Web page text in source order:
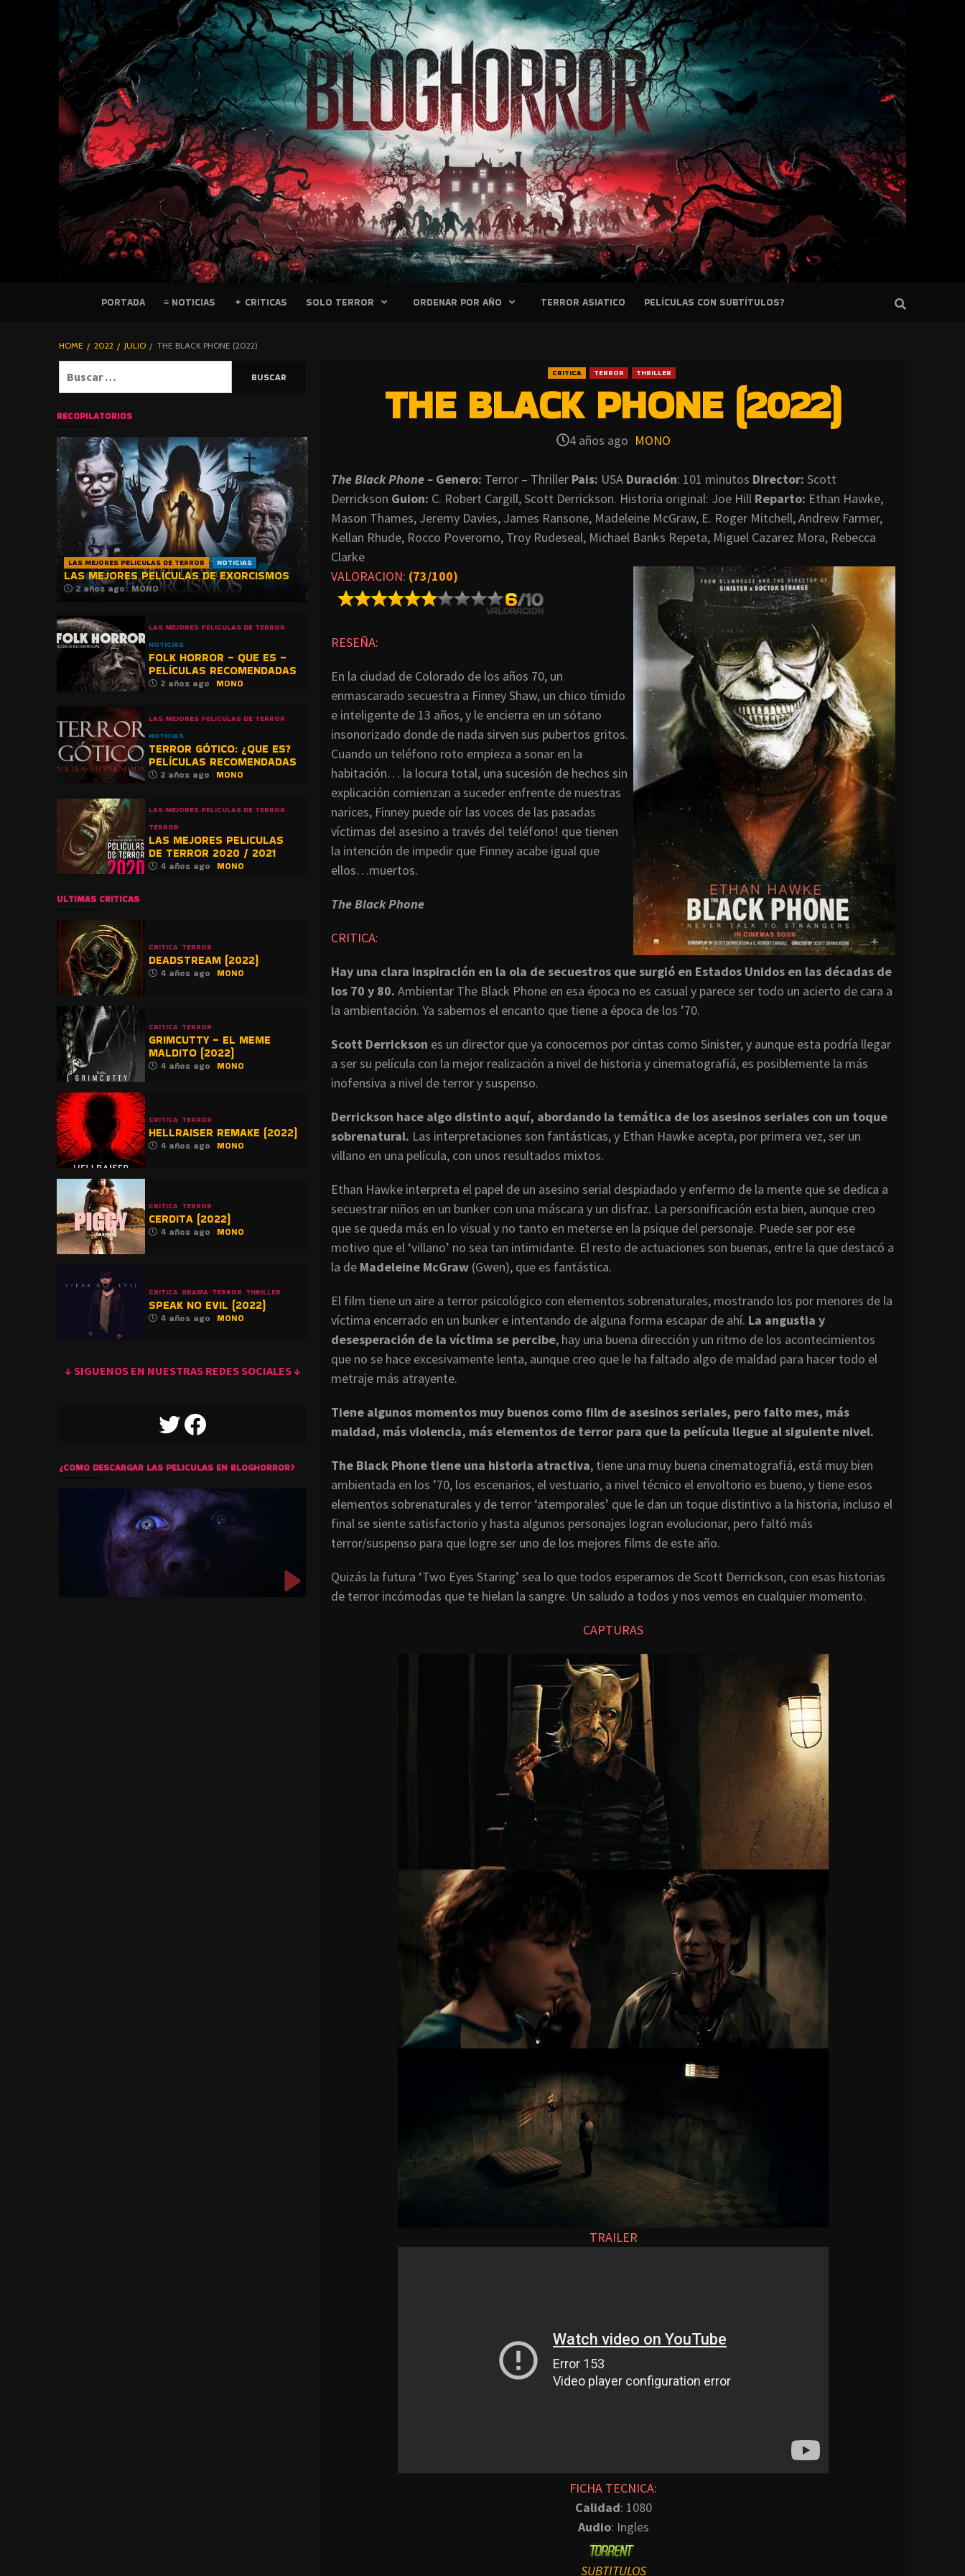
PELICULAS
BLOGHORROR
⋆
PORTADA ≡ NOTICIAS ✦ CRITICAS SOLO TERROR ORDENAR POR AÑO TERROR ASIATICO PELÍCULAS CON SUBTÍTULOS?
HOME 2022 JULIO THE BLACK PHONE (2022)
CRITICA TERROR THRILLER
THE BLACK PHONE (2022)
4 años ago MONO
The Black Phone – Genero: Terror – Thriller Pais: USA Duración: 101 minutos Director: Scott
Derrickson Guion: C. Robert Cargill, Scott Derrickson. Historia original: Joe Hill Reparto: Ethan Hawke,
Mason Thames, Jeremy Davies, James Ransone, Madeleine McGraw, E. Roger Mitchell, Andrew Farmer,
Kellan Rhude, Rocco Poveromo, Troy Rudeseal, Michael Banks Repeta, Miguel Cazarez Mora, Rebecca
Clarke
VALORACION: (73/100)
RESEÑA:
En la ciudad de Colorado de los años 70, un
enmascarado secuestra a Finney Shaw, un chico tímido
e inteligente de 13 años, y le encierra en un sótano
insonorizado donde de nada sirven sus pubertos gritos.
Cuando un teléfono roto empieza a sonar en la
habitación… la locura total, una sucesión de hechos sin
explicación comienzan a suceder enfrente de nuestras
narices, Finney puede oír las voces de las pasadas
víctimas del asesino a través del teléfono! que tienen
la intención de impedir que Finney acabe igual que
ellos…muertos.
The Black Phone
CRITICA:
Hay una clara inspiración en la ola de secuestros que surgió en Estados Unidos en las décadas de
los 70 y 80. Ambientar The Black Phone en esa época no es casual y parece ser todo un acierto de cara a
la ambientación. Ya sabemos el encanto que tiene a época de los ’70.
Scott Derrickson es un director que ya conocemos por cintas como Sinister, y aunque esta podría llegar
a ser su película con la mejor realización a nivel de historia y cinematografiá, es posiblemente la más
inofensiva a nivel de terror y suspenso.
Derrickson hace algo distinto aquí, abordando la temática de los asesinos seriales con un toque
sobrenatural. Las interpretaciones son fantásticas, y Ethan Hawke acepta, por primera vez, ser un
villano en una película, con unos resultados mixtos.
Ethan Hawke interpreta el papel de un asesino serial despiadado y enfermo de la mente que se dedica a
secuestrar niños en un bunker con una máscara y un disfraz. La personificación esta bien, aunque creo
que se queda más en lo visual y no tanto en meterse en la psique del personaje. Puede ser por ese
motivo que el ‘villano’ no sea tan intimidante. El resto de actuaciones son buenas, entre la que destacó a
la de Madeleine McGraw (Gwen), que es fantástica.
El film tiene un aire a terror psicológico con elementos sobrenaturales, mostrando los por menores de la
víctima encerrado en un bunker e intentando de alguna forma escapar de ahí. La angustia y
desesperación de la víctima se percibe, hay una buena dirección y un ritmo de los acontecimientos
que no se hace excesivamente lenta, aunque creo que le ha faltado algo de maldad para hacer todo el
metraje más atrayente.
Tiene algunos momentos muy buenos como film de asesinos seriales, pero falto mes, más
maldad, más violencia, más elementos de terror para que la película llegue al siguiente nivel.
The Black Phone tiene una historia atractiva, tiene una muy buena cinematografiá, está muy bien
ambientada en los ’70, los escenarios, el vestuario, a nivel técnico el envoltorio es bueno, y tiene esos
elementos sobrenaturales y de terror ‘atemporales’ que le dan un toque distintivo a la historia, incluso el
final se siente satisfactorio y hasta algunos personajes logran evolucionar, pero faltó más
terror/suspenso para que logre ser uno de los mejores films de este año.
Quizás la futura ‘Two Eyes Staring’ sea lo que todos esperamos de Scott Derrickson, con esas historias
de terror incómodas que te hielan la sangre. Un saludo a todos y nos vemos en cualquier momento.
CAPTURAS
TRAILER
FICHA TECNICA:
Calidad: 1080
Audio: Ingles
SUBTITULOS
RECOPILATORIOS
LAS MEJORES PELICULAS DE TERROR NOTICIAS
LAS MEJORES PELÍCULAS DE EXORCISMOS
2 años ago MONO
LAS MEJORES PELICULAS DE TERROR
NOTICIAS
FOLK HORROR – QUE ES –
PELÍCULAS RECOMENDADAS
2 años ago MONO
LAS MEJORES PELICULAS DE TERROR
NOTICIAS
TERROR GÓTICO: ¿QUE ES?
PELÍCULAS RECOMENDADAS
2 años ago MONO
LAS MEJORES PELICULAS DE TERROR
TERROR
LAS MEJORES PELICULAS
DE TERROR 2020 / 2021
4 años ago MONO
ULTIMAS CRITICAS
CRITICA TERROR
DEADSTREAM (2022)
4 años ago MONO
CRITICA TERROR
GRIMCUTTY – EL MEME
MALDITO (2022)
4 años ago MONO
CRITICA TERROR
HELLRAISER REMAKE (2022)
4 años ago MONO
CRITICA TERROR
CERDITA (2022)
4 años ago MONO
CRITICA DRAMA TERROR THRILLER
SPEAK NO EVIL (2022)
4 años ago MONO
↓ SIGUENOS EN NUESTRAS REDES SOCIALES ↓
TWITTERFACEBOOK
¿COMO DESCARGAR LAS PELICULAS EN BLOGHORROR?